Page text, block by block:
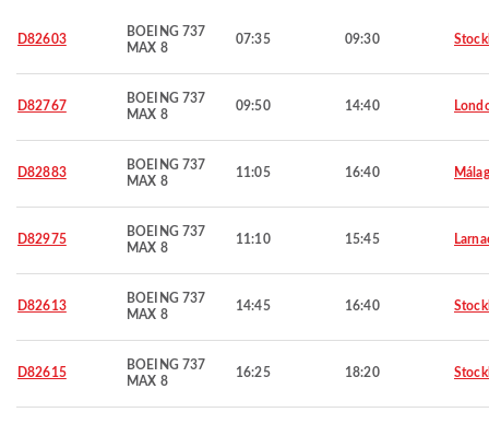
D82603
BOEING 737
MAX 8
07:35 09:30
D82767
BOEING 737
MAX 8
09:50 14:40
D82883
BOEING 737
MAX 8
11:05 16:40
D82975
BOEING 737
MAX 8
11:10 15:45
D82613
BOEING 737
MAX 8
14:45 16:40
D82615
BOEING 737
MAX 8
16:25 18:20